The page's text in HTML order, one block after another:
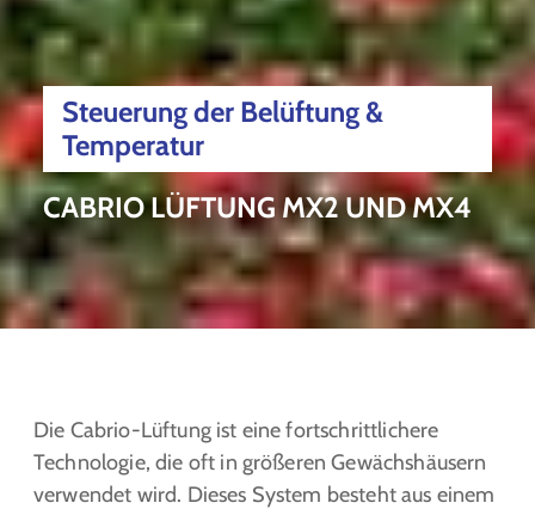
CABRIO LÜFTUNG MX2 UND MX4
Steuerung der Belüftung &
Temperatur
Die Cabrio-Lüftung ist eine fortschrittlichere
Technologie, die oft in größeren Gewächshäusern
verwendet wird. Dieses System besteht aus einem